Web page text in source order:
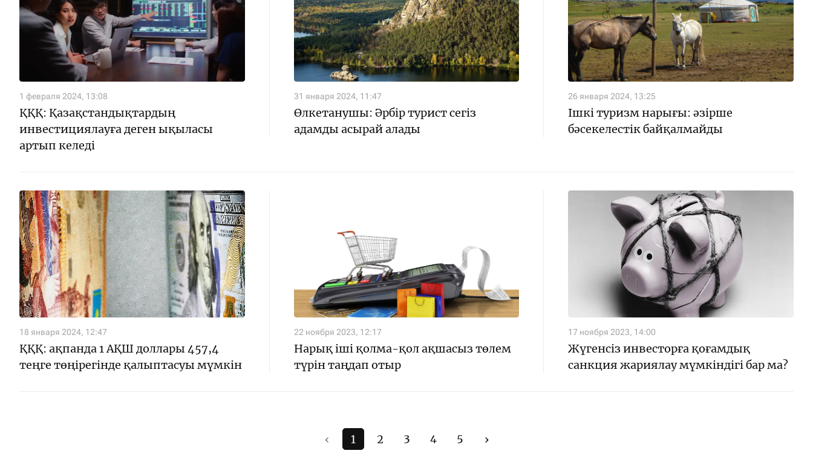
1 февраля 2024, 13:08
ҚҚҚ: Қазақстандықтардың
инвестициялауға деген ықыласы
артып келеді
31 января 2024, 11:47
Өлкетанушы: Әрбір турист сегіз
адамды асырай алады
26 января 2024, 13:25
Ішкі туризм нарығы: әзірше
бәсекелестік байқалмайды
18 января 2024, 12:47
ҚҚҚ: ақпанда 1 АҚШ доллары 457,4
теңге төңірегінде қалыптасуы мүмкін
22 ноября 2023, 12:17
Нарық іші қолма-қол ақшасыз төлем
түрін таңдап отыр
17 ноября 2023, 14:00
Жүгенсіз инвесторға қоғамдық
санкция жариялау мүмкіндігі бар ма?
‹ 1 2 3 4 5 ›